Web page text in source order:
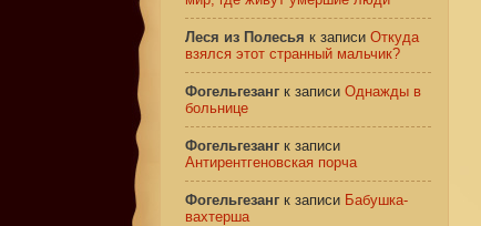
Леся из Полесья к записи Откуда
взялся этот странный мальчик?
Фогельгезанг к записи Однажды в
больнице
Фогельгезанг к записи
Антирентгеновская порча
Фогельгезанг к записи Бабушка-
вахтерша